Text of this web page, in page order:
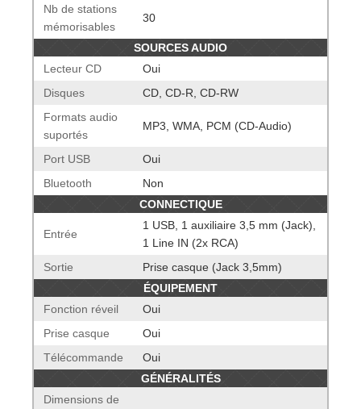
Nb de stations
mémorisables
30
SOURCES AUDIO
Lecteur CD
Oui
Disques
CD, CD-R, CD-RW
Formats audio
suportés
MP3, WMA, PCM (CD-Audio)
Port USB
Oui
Bluetooth
Non
CONNECTIQUE
Entrée
1 USB, 1 auxiliaire 3,5 mm (Jack),
1 Line IN (2x RCA)
Sortie
Prise casque (Jack 3,5mm)
ÉQUIPEMENT
Fonction réveil
Oui
Prise casque
Oui
Télécommande
Oui
GÉNÉRALITÉS
Dimensions de